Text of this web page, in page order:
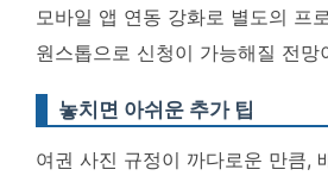
모바일 앱 연동 강화로 별도의 프
원스톱으로 신청이 가능해질 전망
놓치면 아쉬운 추가 팁
여권 사진 규정이 까다로운 만큼,